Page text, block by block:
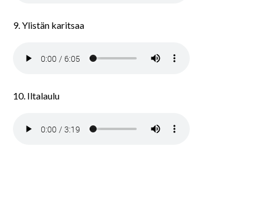
9. Ylistän karitsaa
10. Iltalaulu